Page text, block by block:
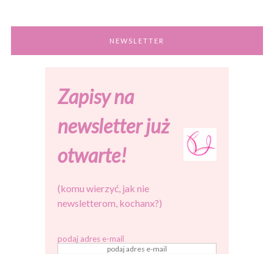
NEWSLETTER
Zapisy na
newsletter już
otwarte!
(komu wierzyć, jak nie
newsletterom, kochanx?)
podaj adres e-mail